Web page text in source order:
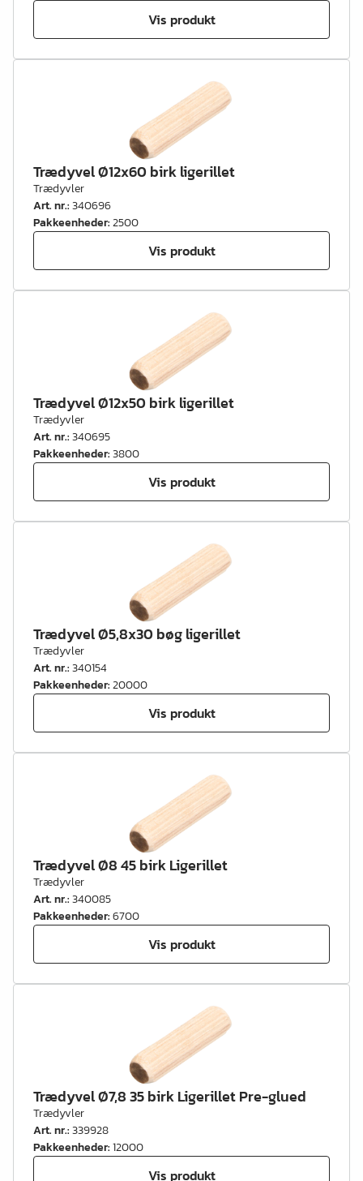
Vis produkt
Trædyvel Ø12x60 birk ligerillet
Trædyvler
Art. nr.:340696
Pakkeenheder:2500
Vis produkt
Trædyvel Ø12x50 birk ligerillet
Trædyvler
Art. nr.:340695
Pakkeenheder:3800
Vis produkt
Trædyvel Ø5,8x30 bøg ligerillet
Trædyvler
Art. nr.:340154
Pakkeenheder:20000
Vis produkt
Trædyvel Ø8 45 birk Ligerillet
Trædyvler
Art. nr.:340085
Pakkeenheder:6700
Vis produkt
Trædyvel Ø7,8 35 birk Ligerillet Pre-glued
Trædyvler
Art. nr.:339928
Pakkeenheder:12000
Vis produkt